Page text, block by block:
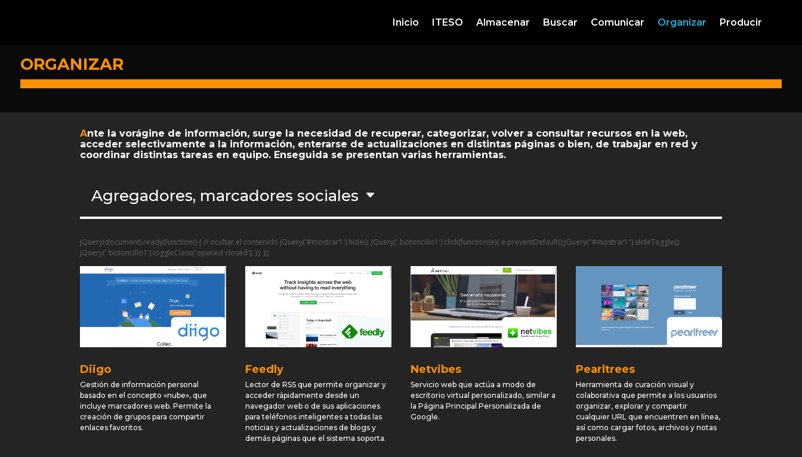
Inicio ITESO Almacenar Buscar Comunicar Organizar Producir
ORGANIZAR
Ante la vorágine de información, surge la necesidad de recuperar, categorizar, volver a consultar recursos en la web,
acceder selectivamente a la información, enterarse de actualizaciones en distintas páginas o bien, de trabajar en red y
coordinar distintas tareas en equipo. Enseguida se presentan varias herramientas.
Agregadores, marcadores sociales
jQuery(document).ready(function() { // ocultar el contenido jQuery('#mostrar1').hide(); jQuery('.botoncillo1').click(function(e){ e.preventDefault();jQuery("#mostrar1").slideToggle();
jQuery('.botoncillo1').toggleClass('opened closed'); }); });
Diigo
Gestión de información personal
basado en el concepto «nube», que
incluye marcadores web. Permite la
creación de grupos para compartir
enlaces favoritos.
Feedly
Lector de RSS que permite organizar y
acceder rápidamente desde un
navegador web o de sus aplicaciones
para teléfonos inteligentes a todas las
noticias y actualizaciones de blogs y
demás páginas que el sistema soporta.
Netvibes
Servicio web que actúa a modo de
escritorio virtual personalizado, similar a
la Página Principal Personalizada de
Google.
Pearltrees
Herramienta de curación visual y
colaborativa que permite a los usuarios
organizar, explorar y compartir
cualquier URL que encuentren en línea,
así como cargar fotos, archivos y notas
personales.